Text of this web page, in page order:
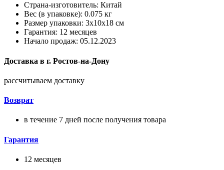
Страна-изготовитель: Китай
Вес (в упаковке): 0.075 кг
Размер упаковки: 3x10x18 см
Гарантия: 12 месяцев
Начало продаж: 05.12.2023
Доставка в г. Ростов-на-Дону
рассчитываем доставку
Возврат
в течение 7 дней после получения товара
Гарантия
12 месяцев